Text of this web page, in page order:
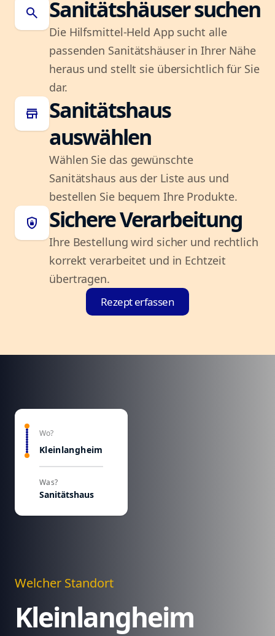
search Sanitätshäuser suchen
Die Hilfsmittel-Held App sucht alle
passenden Sanitätshäuser in Ihrer Nähe
heraus und stellt sie übersichtlich für Sie
dar.
store
Sanitätshaus
auswählen
Wählen Sie das gewünschte
Sanitätshaus aus der Liste aus und
bestellen Sie bequem Ihre Produkte.
shield_lock Sichere Verarbeitung
Ihre Bestellung wird sicher und rechtlich
korrekt verarbeitet und in Echtzeit
übertragen.
Rezept erfassen
Wo?
Kleinlangheim
Was?
Sanitätshaus
Welcher Standort
Kleinlangheim